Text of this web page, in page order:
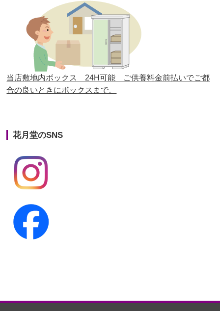
第26回人形供養祭平成28年12月15日(木)
第25回人形供養祭 平成28年6月16日(木)
第24回人形供養祭 平成27年11月27日
第23回人形供養祭平成26年12月5日
第22回人形供養祭平成26年4月28日
第20回人形供養祭
第19回人形供養祭
第18回人形供養祭
第16回人形供養祭
第15回人形供養祭
第12回人形供養祭平成22年3月9日
当店敷地内ボックス 24H可能 ご供養料金前払いでご都
合の良いときにボックスまで。
花月堂のSNS